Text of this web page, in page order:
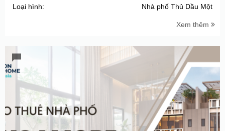
Loại hình: Nhà phố Thủ Dầu Một
Xem thêm